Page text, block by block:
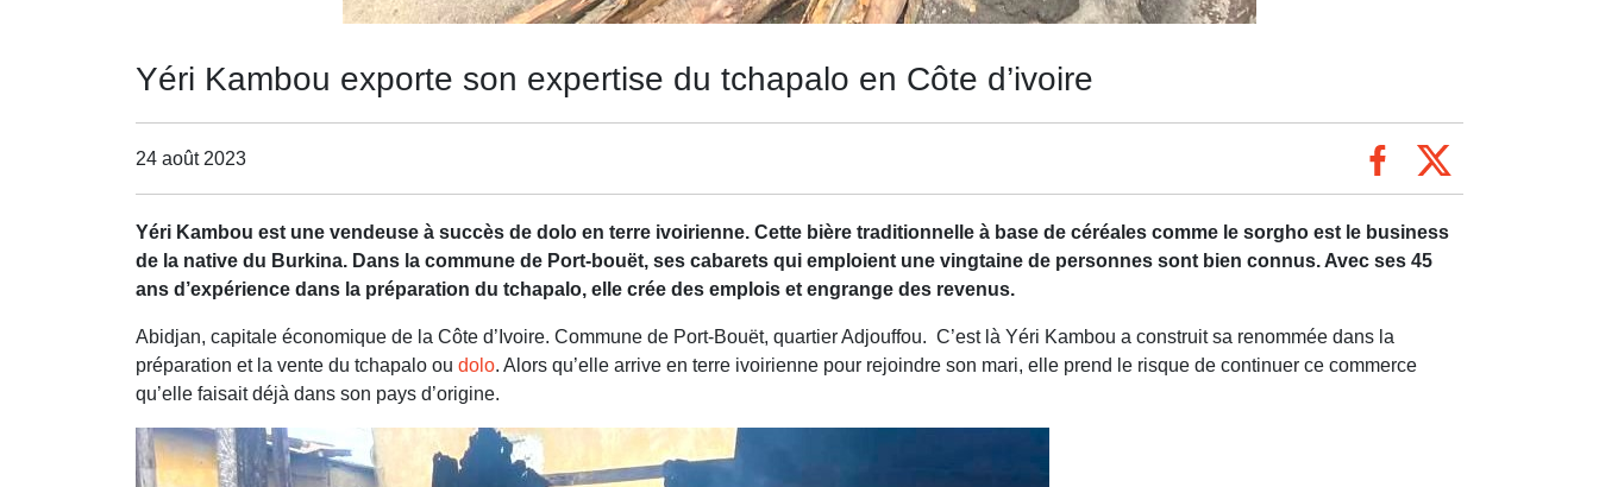
Yéri Kambou exporte son expertise du tchapalo en Côte d’ivoire
24 août 2023
Yéri Kambou est une vendeuse à succès de dolo en terre ivoirienne. Cette bière traditionnelle à base de céréales comme le sorgho est le business
de la native du Burkina. Dans la commune de Port-bouët, ses cabarets qui emploient une vingtaine de personnes sont bien connus. Avec ses 45
ans d’expérience dans la préparation du tchapalo, elle crée des emplois et engrange des revenus.
Abidjan, capitale économique de la Côte d’Ivoire. Commune de Port-Bouët, quartier Adjouffou. C’est là Yéri Kambou a construit sa renommée dans la
préparation et la vente du tchapalo ou dolo. Alors qu’elle arrive en terre ivoirienne pour rejoindre son mari, elle prend le risque de continuer ce commerce
qu’elle faisait déjà dans son pays d’origine.